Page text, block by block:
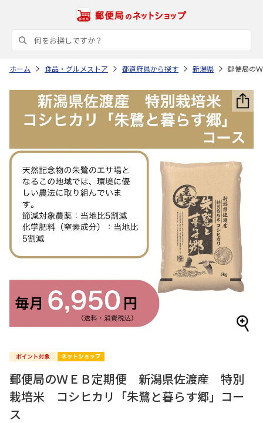
ホーム 食品・グルメストア 都道府県から探す 新潟県 郵便局の
郵便局のＷＥＢ定期便 新潟県佐渡産 特別
栽培米 コシヒカリ「朱鷺と暮らす郷」コー
ス